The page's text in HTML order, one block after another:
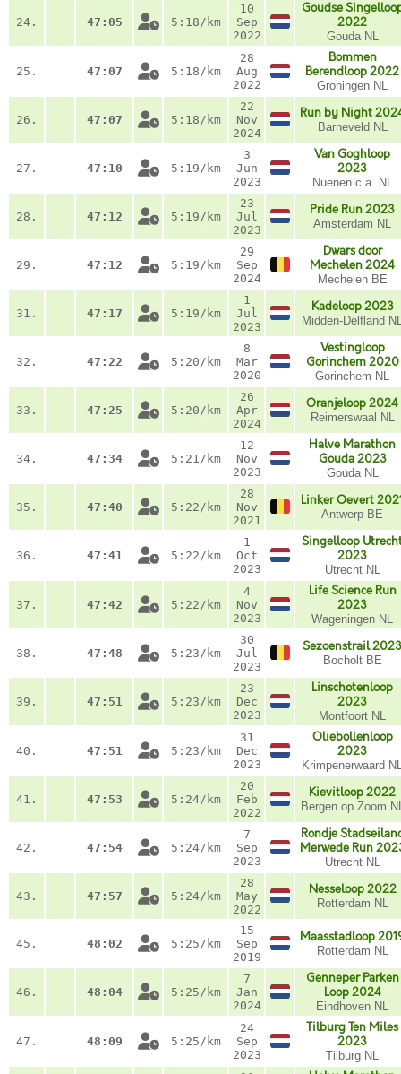
24. 47:05 5:18/km
10
Sep
2022
Goudse
2022
Gouda NL
25. 47:07 5:18/km
28
Aug
2022
Bommen
Berendloop 2022
Groningen NL
26. 47:07 5:18/km
22
Nov
2024
Run by Night
Barneveld NL
27. 47:10 5:19/km
3
Jun
2023
Van Goghloop
2023
Nuenen c.a. NL
28. 47:12 5:19/km
23
Jul
2023
Pride Run 2023
Amsterdam NL
29. 47:12 5:19/km
29
Sep
2024
Dwars door
Mechelen 2024
Mechelen BE
31. 47:17 5:19/km
1
Jul
2023
Kadeloop 2023
Midden-Delfland
32. 47:22 5:20/km
8
Mar
2020
Vestingloop
Gorinchem 2020
Gorinchem NL
33. 47:25 5:20/km
26
Apr
2024
Oranjeloop 2024
Reimerswaal NL
34. 47:34 5:21/km
12
Nov
2023
Halve Marathon
Gouda 2023
Gouda NL
35. 47:40 5:22/km
28
Nov
2021
Linker Oevert
Antwerp BE
36. 47:41 5:22/km
1
Oct
2023
Singelloop
2023
Utrecht NL
37. 47:42 5:22/km
4
Nov
2023
Life Science Run
2023
Wageningen NL
38. 47:48 5:23/km
30
Jul
2023
Sezoenstrail 2023
Bocholt BE
39. 47:51 5:23/km
23
Dec
2023
Linschotenloop
2023
Montfoort NL
40. 47:51 5:23/km
31
Dec
2023
Oliebollenloop
2023
Krimpenerwaard
41. 47:53 5:24/km
20
Feb
2022
Kievitloop 2022
Bergen op Zoom
42. 47:54 5:24/km
7
Sep
2023
Rondje
Merwede Run
Utrecht NL
43. 47:57 5:24/km
28
May
2022
Nesseloop 2022
Rotterdam NL
45. 48:02 5:25/km
15
Sep
2019
Maasstadloop
Rotterdam NL
46. 48:04 5:25/km
7
Jan
2024
Genneper Parken
Loop 2024
Eindhoven NL
47. 48:09 5:25/km
24
Sep
2023
Tilburg Ten Miles
2023
Tilburg NL